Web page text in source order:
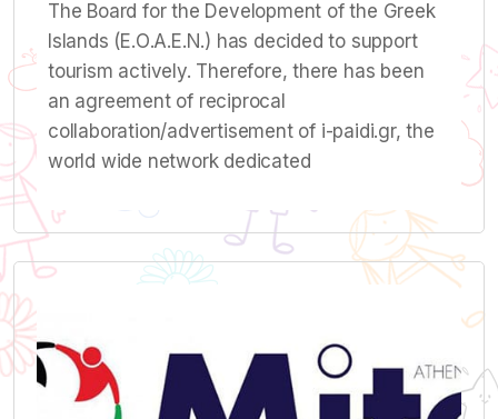
The Board for the Development of the Greek
Islands (Ε.Ο.Α.Ε.Ν.) has decided to support
tourism actively. Therefore, there has been
an agreement of reciprocal
collaboration/advertisement of i-paidi.gr, the
world wide network dedicated